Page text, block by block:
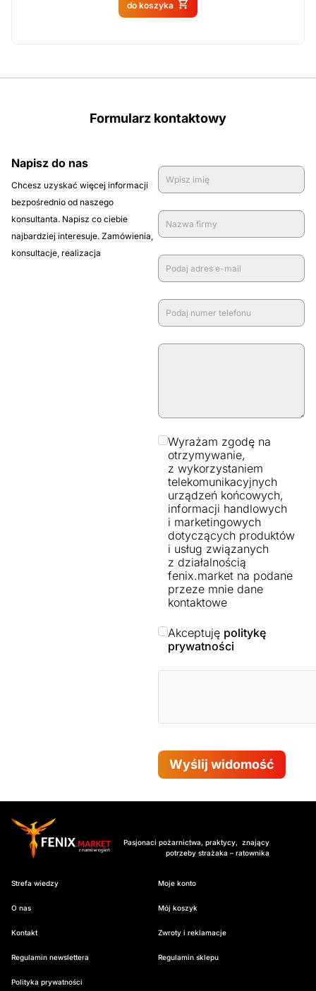
do koszyka
Produkt dostępny na
Formularz kontaktowy
Napisz do nas
Chcesz uzyskać więcej informacji
bezpośrednio od naszego
konsultanta. Napisz co ciebie
najbardziej interesuje. Zamówienia,
konsultacje, realizacja
Wyrażam zgodę na
otrzymywanie,
z wykorzystaniem
telekomunikacyjnych
urządzeń końcowych,
informacji handlowych
i marketingowych
dotyczących produktów
i usług związanych
z działalnością
fenix.market na podane
przeze mnie dane
kontaktowe
Akceptuję politykę
prywatności
Wyślij widomość
Pasjonaci pożarnictwa, praktycy, znający
potrzeby strażaka – ratownika
Strefa wiedzy
O nas
Kontakt
Regulamin newslettera
Polityka prywatności
Moje konto
Mój koszyk
Zwroty i reklamacje
Regulamin sklepu